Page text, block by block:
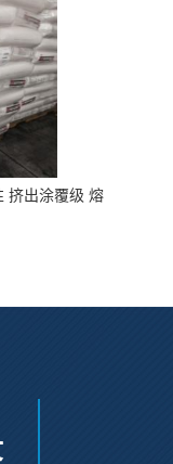
挤出涂覆级 熔